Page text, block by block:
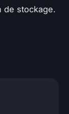
de stockage.